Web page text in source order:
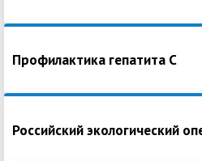
Профилактика гепатита С
Российский экологический